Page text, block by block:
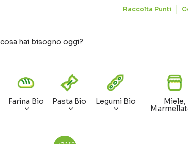
Raccolta Punti
Farina Bio Pasta Bio Legumi Bio Miele,